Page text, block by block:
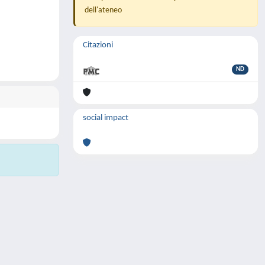
dell'ateneo
Citazioni
ND
social impact